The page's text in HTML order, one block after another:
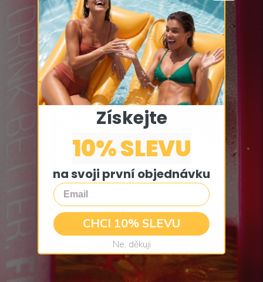
Získejte
10% SLEVU
na svoji první objednávku
Email
CHCI 10% SLEVU
Ne, děkuji